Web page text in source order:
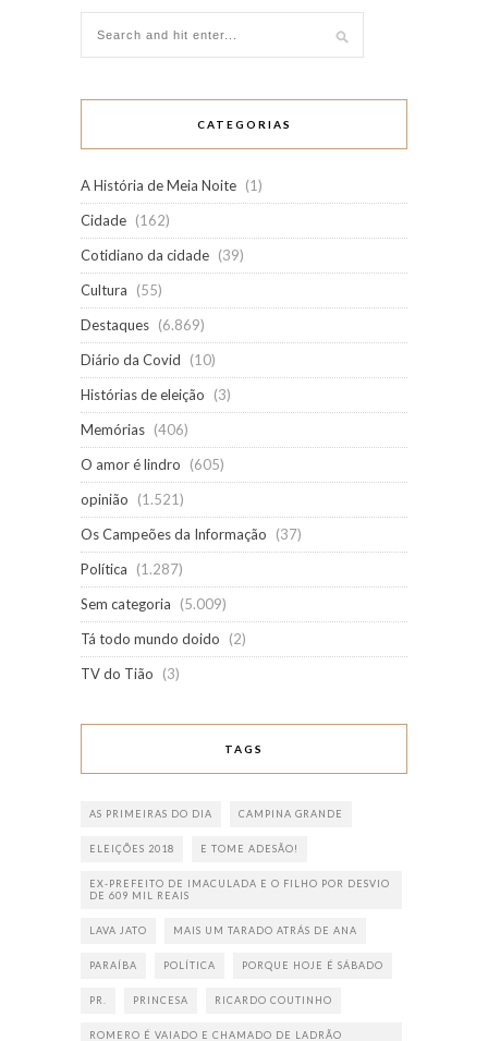
CATEGORIAS
A História de Meia Noite (1)
Cidade (162)
Cotidiano da cidade (39)
Cultura
(55)
Destaques (6.869)
Diário da Covid
(10)
Histórias de eleição
(3)
Memórias (406)
O amor é lindro
(605)
opinião
(1.521)
Os Campeões da Informação
(37)
Política
(1.287)
Sem categoria
(5.009)
Tá todo mundo doido
(2)
TV do Tião
(3)
TAGS
AS PRIMEIRAS DO DIA CAMPINA GRANDE
ELEIÇÕES 2018 E TOME ADESÃO!
EX-PREFEITO DE IMACULADA E O FILHO POR DESVIO
DE 609 MIL REAIS
LAVA JATO MAIS UM TARADO ATRÁS DE ANA
PARAÍBA POLÍTICA PORQUE HOJE É SÁBADO
PR. PRINCESA RICARDO COUTINHO
ROMERO É VAIADO E CHAMADO DE LADRÃO